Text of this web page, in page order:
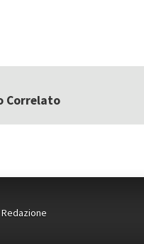
Correlato
Redazione